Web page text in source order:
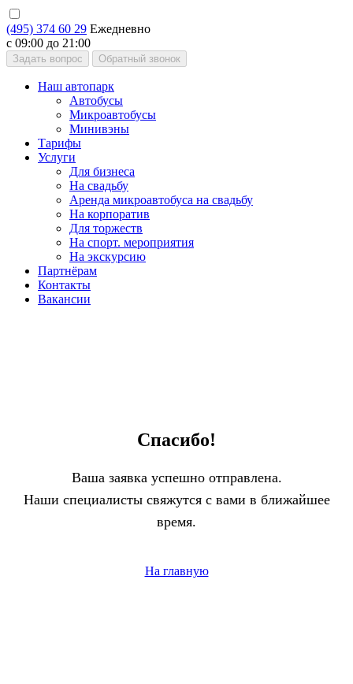
(495) 374 60 29 Ежедневно
с 09:00 до 21:00
Задать вопрос Обратный звонок
Наш автопарк
Автобусы
Микроавтобусы
Минивэны
Тарифы
Услуги
Для бизнеса
На свадьбу
Аренда микроавтобуса на свадьбу
На корпоратив
Для торжеств
На спорт. мероприятия
На экскурсию
Партнёрам
Контакты
Вакансии
Спасибо!
Ваша заявка успешно отправлена.
Наши специалисты свяжутся с вами в ближайшее
время.
На главную